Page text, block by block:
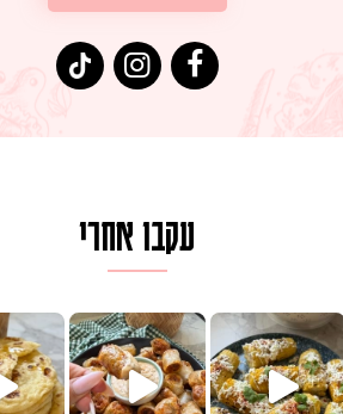
עקבו אחרי
בכמה דקות עב
שילוב של מופלטה וספינז׳, רעיון מעול